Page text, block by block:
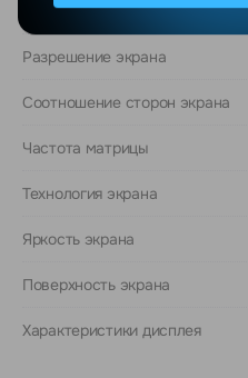
Диагональ экрана
Разрешение экрана
Соотношение сторон экрана
Частота матрицы
Технология экрана
Яркость экрана
Поверхность экрана
Характеристики дисплея